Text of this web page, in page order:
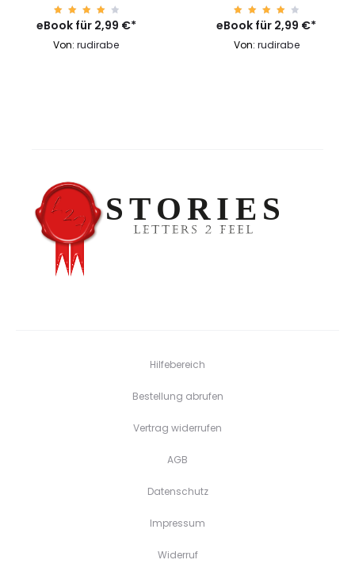
Bewert
et mit
von 5
eBook für 2,99 €*
Von:rudirabe
Bewert
et mit
von 5
eBook für 2,99 €*
Von: rudirabe
Hilfebereich
Bestellung abrufen
Vertrag widerrufen
AGB
Datenschutz
Impressum
Widerruf